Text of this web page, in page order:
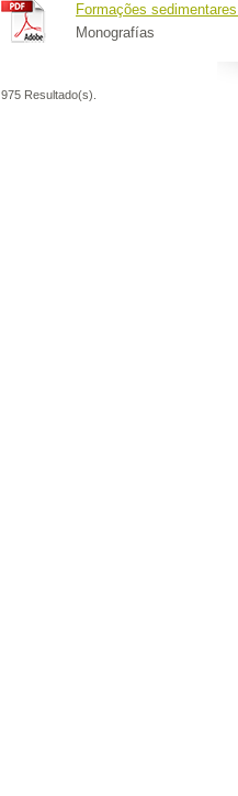
Formações
Monografías
975 Resultado(s).